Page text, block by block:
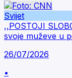
Svijet
,,POSTOJI
svoje muževe u
26/07/2026
•